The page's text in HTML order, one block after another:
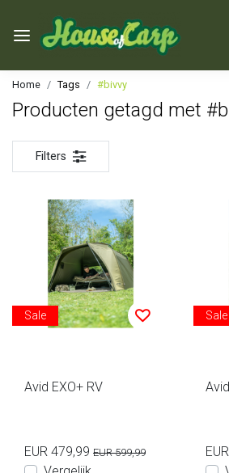
Home Tags #bivvy
Producten getagd met
Filters
Sale
Avid EXO+ RV
EUR 479,99 EUR 599,99
Sale